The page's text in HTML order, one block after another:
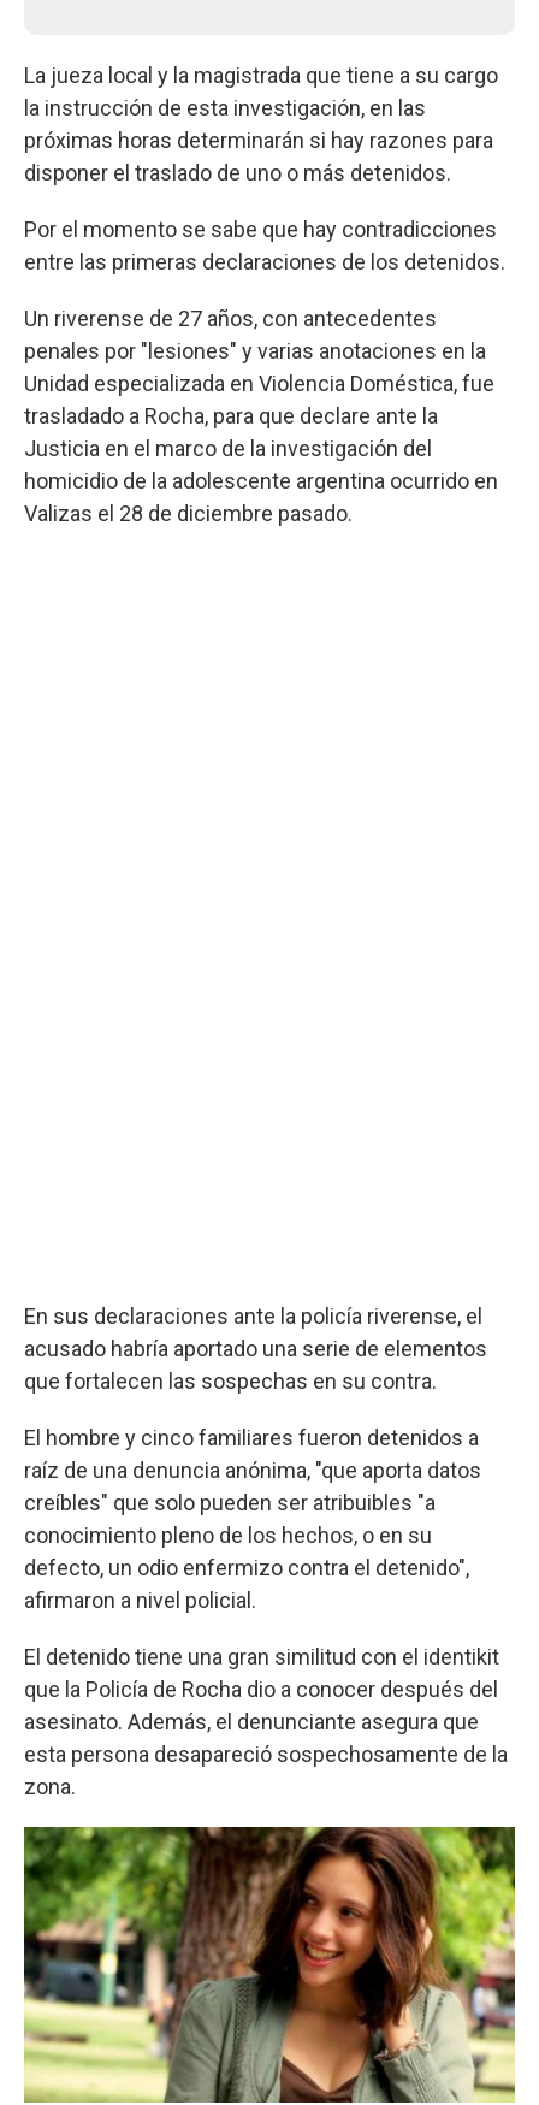
La jueza local y la magistrada que tiene a su cargo
la instrucción de esta investigación, en las
próximas horas determinarán si hay razones para
disponer el traslado de uno o más detenidos.
Por el momento se sabe que hay contradicciones
entre las primeras declaraciones de los detenidos.
Un riverense de 27 años, con antecedentes
penales por "lesiones" y varias anotaciones en la
Unidad especializada en Violencia Doméstica, fue
trasladado a Rocha, para que declare ante la
Justicia en el marco de la investigación del
homicidio de la adolescente argentina ocurrido en
Valizas el 28 de diciembre pasado.
En sus declaraciones ante la policía riverense, el
acusado habría aportado una serie de elementos
que fortalecen las sospechas en su contra.
El hombre y cinco familiares fueron detenidos a
raíz de una denuncia anónima, "que aporta datos
creíbles" que solo pueden ser atribuibles "a
conocimiento pleno de los hechos, o en su
defecto, un odio enfermizo contra el detenido",
afirmaron a nivel policial.
El detenido tiene una gran similitud con el identikit
que la Policía de Rocha dio a conocer después del
asesinato. Además, el denunciante asegura que
esta persona desapareció sospechosamente de la
zona.